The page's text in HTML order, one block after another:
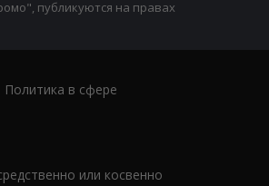
публикуются на правах
Политика в сфере
или косвенно